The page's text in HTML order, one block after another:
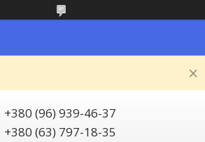
+380 (96) 939-46-37
+380 (63) 797-18-35